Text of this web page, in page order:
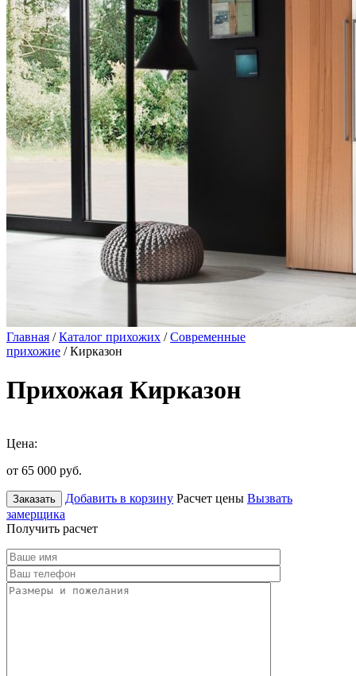
Главная /Каталог прихожих /Современные
прихожие / Кирказон
Прихожая Кирказон
Цена:
от 65 000 руб.
Заказать Добавить в корзину Расчет цены Вызвать
замерщика
Получить расчет